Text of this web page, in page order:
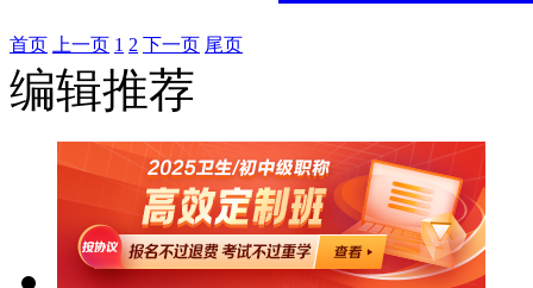
首页 上一页 1 2 下一页 尾页
编辑推荐